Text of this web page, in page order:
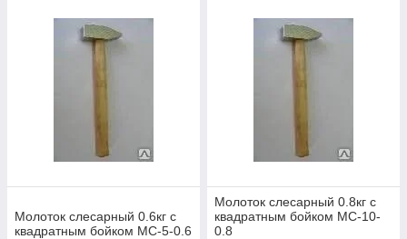
Молоток слесарный 0.6кг с
квадратным бойком МС-5-0.6
Молоток слесарный 0.8кг с
квадратным бойком МС-10-
0.8